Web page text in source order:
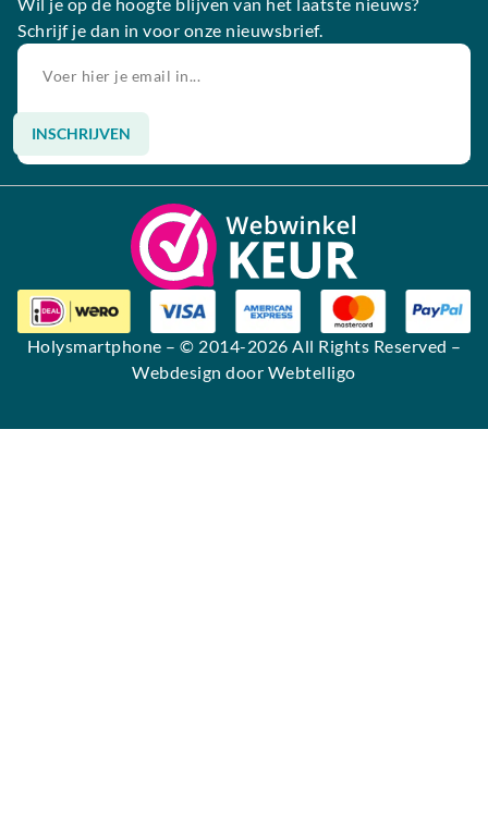
Schrijf je dan in voor onze nieuwsbrief.
INSCHRIJVEN
Alternative:
Holysmartphone – © 2014-2026 All Rights Reserved –
Webdesign door Webtelligo